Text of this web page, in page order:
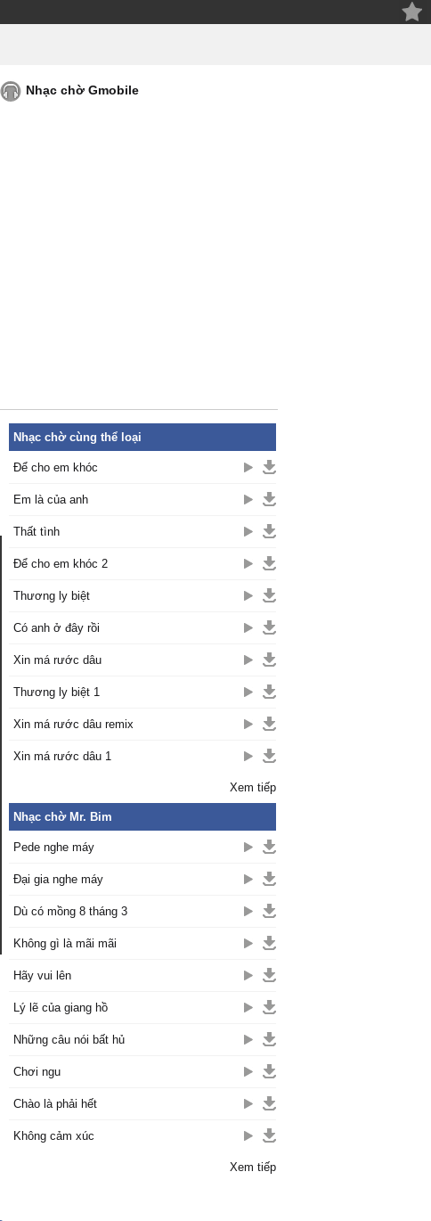
Nhạc chờ Gmobile
Nhạc chờ cùng thể loại
Để cho em khóc
Em là của anh
Thất tình
Để cho em khóc 2
Thương ly biệt
Có anh ở đây rồi
Xin má rước dâu
Thương ly biệt 1
Xin má rước dâu remix
Xin má rước dâu 1
Xem tiếp
Nhạc chờ Mr. Bim
Pede nghe máy
Đại gia nghe máy
Dù có mồng 8 tháng 3
Không gì là mãi mãi
Hãy vui lên
Lý lẽ của giang hồ
Những câu nói bất hủ
Chơi ngu
Chào là phải hết
Không cảm xúc
Xem tiếp